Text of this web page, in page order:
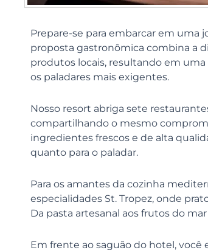
Prepare-se para embarcar em uma
proposta gastronômica combina a
produtos locais, resultando em
os paladares mais exigentes.
Nosso resort abriga sete
compartilhando o mesmo
ingredientes frescos e de alta
quanto para o paladar.
Para os amantes da cozinha
especialidades St. Tropez, onde
Da pasta artesanal aos frutos do
Em frente ao saguão do hotel, você